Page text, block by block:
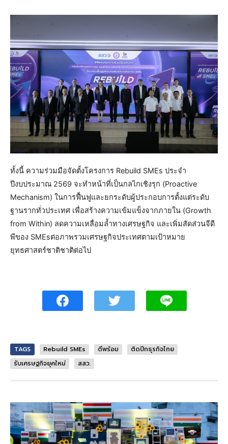
ทั้งนี้ ความร่วมมือจัดตั้งโครงการ Rebuild SMEs ประจำ
ปีงบประมาณ 2569 จะทำหน้าที่เป็นกลไกเชิงรุก (Proactive
Mechanism) ในการฟื้นฟูและยกระดับผู้ประกอบการตั้งแต่ระดับ
ฐานรากทั่วประเทศ เพื่อสร้างความเข้มแข็งจากภายใน (Growth
from Within) ลดความเหลื่อมล้ำทางเศรษฐกิจ และเพิ่มสัดส่วนจีดี
พีของ SMEsต่อภาพรวมเศรษฐกิจประเทศตามเป้าหมาย
ยุทธศาสตร์ชาติชาติต่อไป
TAGS Rebuild SMEs ดีพร้อม
ติดปีกธุรกิจไทย
รับเศรษฐกิจยุคใหม่
สสว.